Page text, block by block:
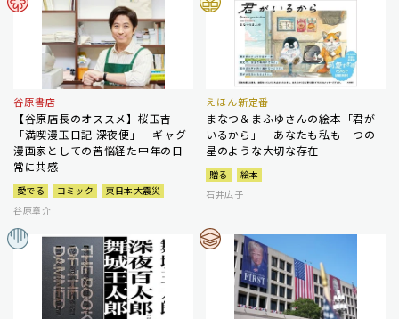
谷原書店
【谷原店長のオススメ】桜玉吉
「満喫漫玉日記 深夜便」 ギャグ
漫画家としての苦悩経た中年の日
常に共感
愛でる コミック
東日本大震災
谷原章介
えほん新定番
まなつ＆まふゆさんの絵本「君が
いるから」 あなたも私も一つの
星のような大切な存在
贈る
絵本
石井広子